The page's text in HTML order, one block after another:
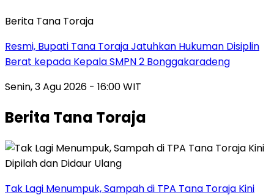
Berita Tana Toraja
Resmi, Bupati Tana Toraja Jatuhkan Hukuman Disiplin
Berat kepada Kepala SMPN 2 Bonggakaradeng
Senin, 3 Agu 2026 - 16:00 WIT
Berita Tana Toraja
Tak Lagi Menumpuk, Sampah di TPA Tana Toraja Kini